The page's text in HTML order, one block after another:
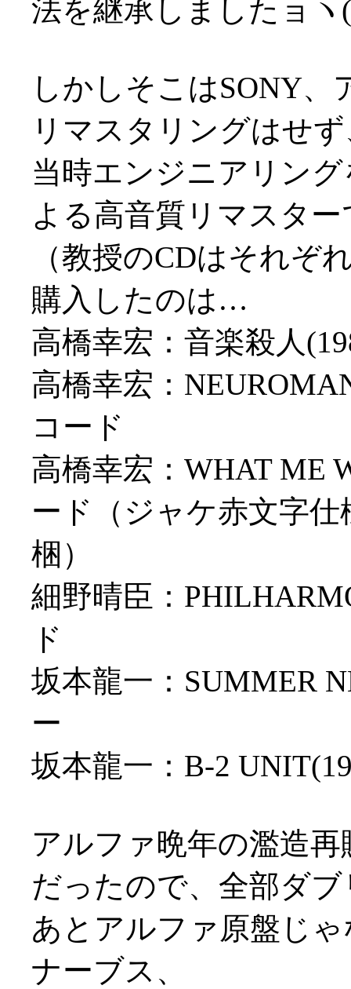
法を継承しましたョヽ
しかしそこはSONY
リマスタリングはせ
当時エンジニアリン
よる高音質リマスタ
（教授のCDはそれぞ
購入したのは…
高橋幸宏：音楽殺人
高橋幸宏：
コード
高橋幸宏：WHAT ME
ード（ジャケ赤文字
梱）
細野晴臣：
ド
坂本龍一：SUMMER
ー
坂本龍一：B-2
アルファ晩年の濫造
だったので、全部ダ
あとアルファ原盤じ
ナーブス、